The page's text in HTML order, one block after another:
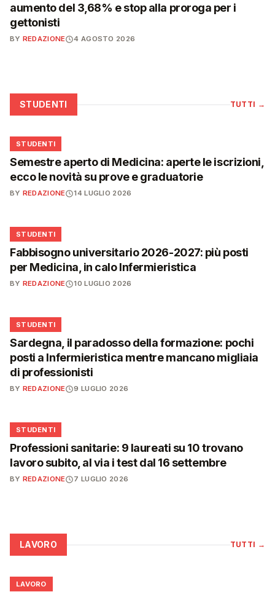
aumento del 3,68% e stop alla proroga per i
gettonisti
BY REDAZIONE 4 AGOSTO 2026
STUDENTI TUTTI →
🎓
STUDENTI
Semestre aperto di Medicina: aperte le iscrizioni,
ecco le novità su prove e graduatorie
BY REDAZIONE 14 LUGLIO 2026
🎓
STUDENTI
Fabbisogno universitario 2026-2027: più posti
per Medicina, in calo Infermieristica
BY REDAZIONE 10 LUGLIO 2026
🎓
STUDENTI
Sardegna, il paradosso della formazione: pochi
posti a Infermieristica mentre mancano migliaia
di professionisti
BY REDAZIONE 9 LUGLIO 2026
🎓
STUDENTI
Professioni sanitarie: 9 laureati su 10 trovano
lavoro subito, al via i test dal 16 settembre
BY REDAZIONE 7 LUGLIO 2026
LAVORO TUTTI →
💼
LAVORO